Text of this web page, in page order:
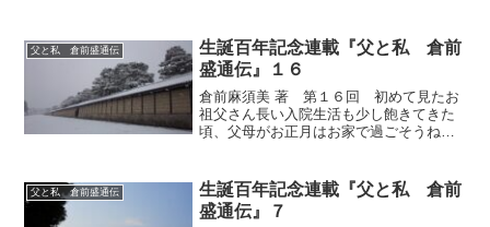
下、座敷の壁側にさび朱色の大黒柱があ
りました。その右横に床の...
父と私 倉前盛通伝
生誕百年記念連載『父と私 倉前
盛通伝』１６
倉前麻須美 著 第１６回 初めて見たお
祖父さん長い入院生活も少し飽きてきた
頃、父母がお正月はお家で過ごそうねと
勿論のこと、バトル相手のおばさんにも
バイバイと手を振って喜...
父と私 倉前盛通伝
生誕百年記念連載『父と私 倉前
盛通伝』７